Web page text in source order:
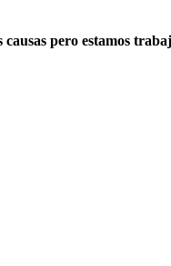
causas pero estamos